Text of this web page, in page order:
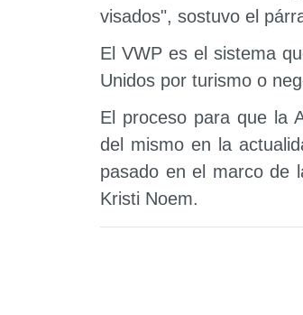
visados", sostuvo el
El VWP es el sistema
Unidos por turismo o
El proceso para que la
del mismo en la
pasado en el marco de
Kristi Noem.